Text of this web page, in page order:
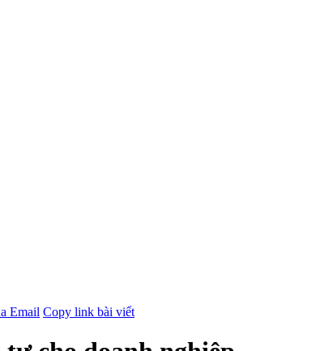
Email Copy link bài viết